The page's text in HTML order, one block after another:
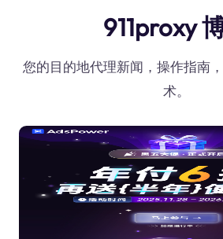
911proxy
您的目的地代理新闻，操作指南
术。